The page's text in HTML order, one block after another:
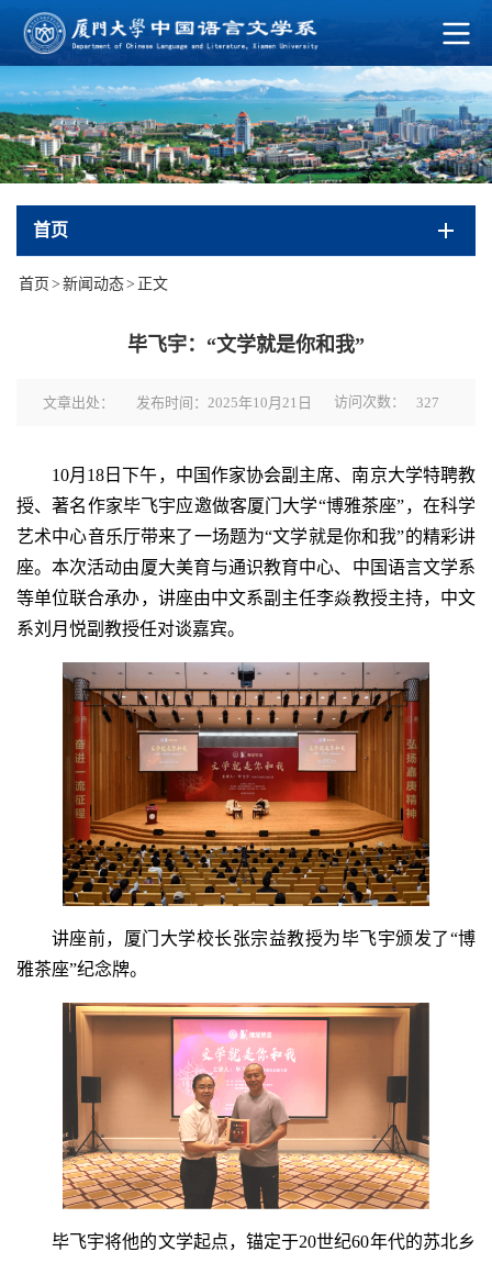
首页
首页 > 新闻动态> 正文
毕飞宇：“文学就是你和我”
文章出处： 发布时间：2025年10月21日 访问次数： 327
10月18日下午，中国作家协会副主席、南京大学特聘教
授、著名作家毕飞宇应邀做客厦门大学“博雅茶座”，在科学
艺术中心音乐厅带来了一场题为“文学就是你和我”的精彩讲
座。本次活动由厦大美育与通识教育中心、中国语言文学系
等单位联合承办，讲座由中文系副主任李焱教授主持，中文
系刘月悦副教授任对谈嘉宾。
讲座前，厦门大学校长张宗益教授为毕飞宇颁发了“博
雅茶座”纪念牌。
毕飞宇将他的文学起点，锚定于20世纪60年代的苏北乡